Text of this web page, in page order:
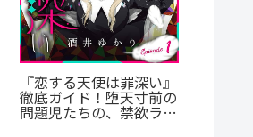
電車まるごと応援団！？
『今朝も揺られてます』
あらすじ紹介！乗客と見
守る新感覚ラブコメ